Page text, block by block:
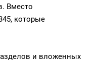
Вместо
которые
и вложенных